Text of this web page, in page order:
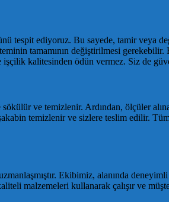
tespit ediyoruz. Bu sayede, tamir veya
tamamının değiştirilmesi
kalitesinden ödün vermez. Siz de
ve temizlenir. Ardından, ölçüler
temizlenir ve sizlere teslim edilir.
Ekibimiz, alanında
malzemeleri kullanarak çalışır ve